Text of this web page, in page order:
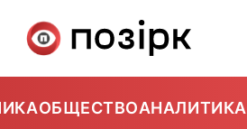
ОБЩЕСТВОАНАЛИТИКА